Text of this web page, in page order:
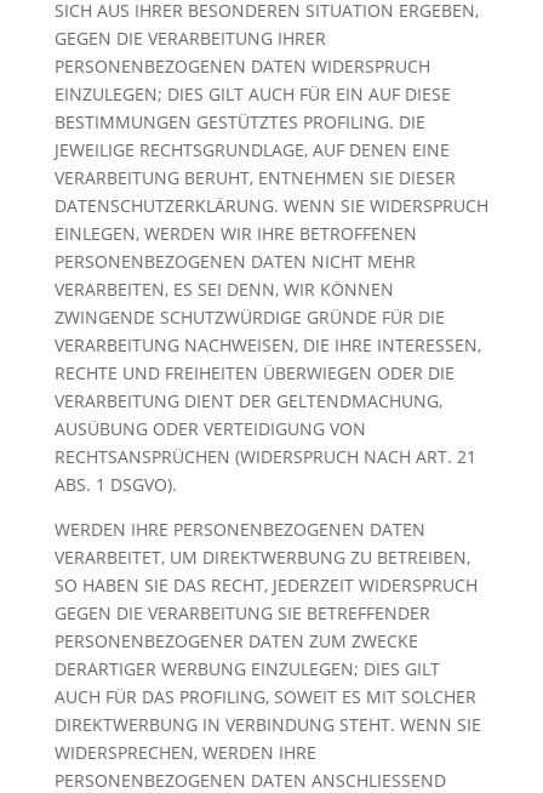
SICH AUS IHRER BESONDEREN SITUATION ERGEBEN,
GEGEN DIE VERARBEITUNG IHRER
PERSONENBEZOGENEN DATEN WIDERSPRUCH
EINZULEGEN; DIES GILT AUCH FÜR EIN AUF DIESE
BESTIMMUNGEN GESTÜTZTES PROFILING. DIE
JEWEILIGE RECHTSGRUNDLAGE, AUF DENEN EINE
VERARBEITUNG BERUHT, ENTNEHMEN SIE DIESER
DATENSCHUTZERKLÄRUNG. WENN SIE WIDERSPRUCH
EINLEGEN, WERDEN WIR IHRE BETROFFENEN
PERSONENBEZOGENEN DATEN NICHT MEHR
VERARBEITEN, ES SEI DENN, WIR KÖNNEN
ZWINGENDE SCHUTZWÜRDIGE GRÜNDE FÜR DIE
VERARBEITUNG NACHWEISEN, DIE IHRE INTERESSEN,
RECHTE UND FREIHEITEN ÜBERWIEGEN ODER DIE
VERARBEITUNG DIENT DER GELTENDMACHUNG,
AUSÜBUNG ODER VERTEIDIGUNG VON
RECHTSANSPRÜCHEN (WIDERSPRUCH NACH ART. 21
ABS. 1 DSGVO).
WERDEN IHRE PERSONENBEZOGENEN DATEN
VERARBEITET, UM DIREKTWERBUNG ZU BETREIBEN,
SO HABEN SIE DAS RECHT, JEDERZEIT WIDERSPRUCH
GEGEN DIE VERARBEITUNG SIE BETREFFENDER
PERSONENBEZOGENER DATEN ZUM ZWECKE
DERARTIGER WERBUNG EINZULEGEN; DIES GILT
AUCH FÜR DAS PROFILING, SOWEIT ES MIT SOLCHER
DIREKTWERBUNG IN VERBINDUNG STEHT. WENN SIE
WIDERSPRECHEN, WERDEN IHRE
PERSONENBEZOGENEN DATEN ANSCHLIESSEND